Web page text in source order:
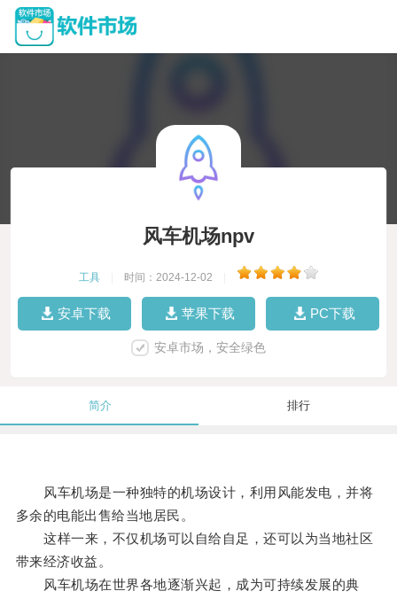
风车机场npv
工具 时间：2024-12-02
安卓下载 苹果下载 PC下载
安卓市场，安全绿色
简介 排行
风车机场是一种独特的机场设计，利用风能发电，并将
多余的电能出售给当地居民。
这样一来，不仅机场可以自给自足，还可以为当地社区
带来经济收益。
风车机场在世界各地逐渐兴起，成为可持续发展的典